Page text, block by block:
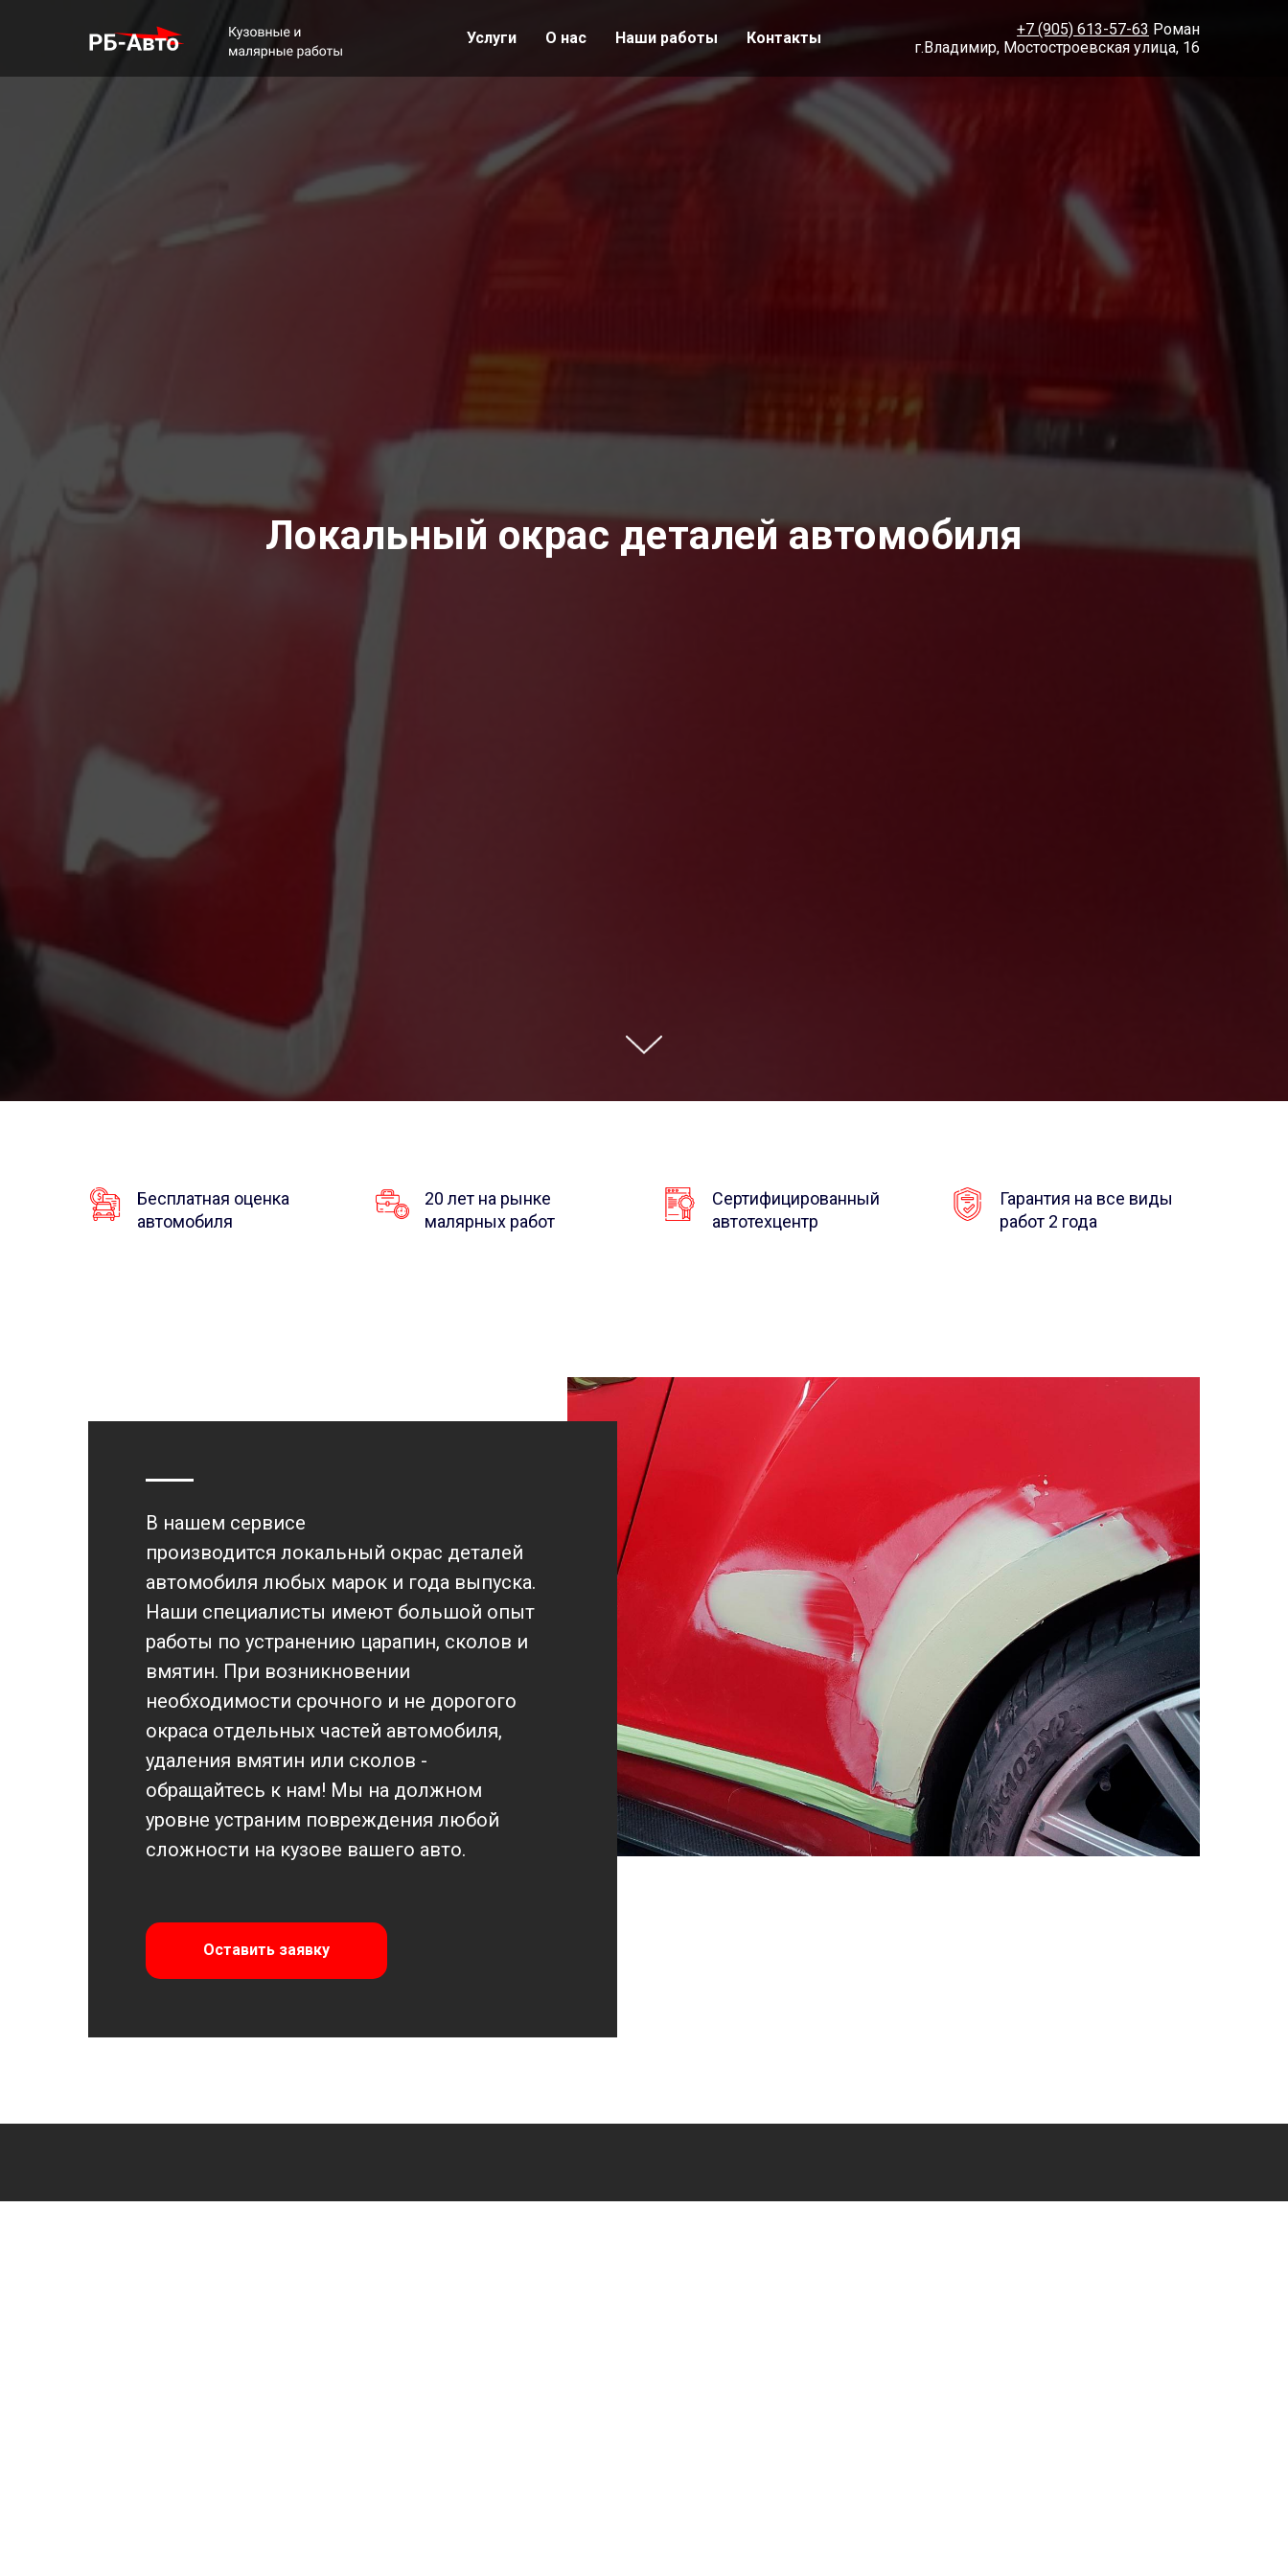
Услуги О нас Наши работы Контакты +7 (905) 613-57-63 Роман
г.Владимир, Мостостроевская улица, 16
Локальный окрас деталей автомобиля
Бесплатная оценка
автомобиля
20 лет на рынке
малярных работ
Сертифицированный
автотехцентр
Гарантия на все виды
работ 2 года
В нашем сервисе
производится локальный окрас деталей
автомобиля любых марок и года выпуска.
Наши специалисты имеют большой опыт
работы по устранению царапин, сколов и
вмятин. При возникновении
необходимости срочного и не дорогого
окраса отдельных частей автомобиля,
удаления вмятин или сколов -
обращайтесь к нам! Мы на должном
уровне устраним повреждения любой
сложности на кузове вашего авто.
Оставить заявку
Примеры покраски элементов кузова